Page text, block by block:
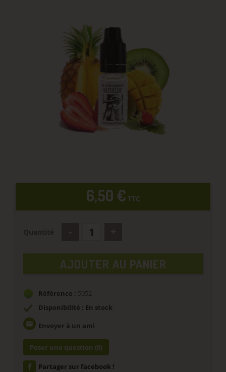
6,50 € TTC
AJOUTER AU PANIER
Référence : 5052
Disponibilité : En stock
email Envoyer à un ami
Poser une question (0)
Partager sur facebook !